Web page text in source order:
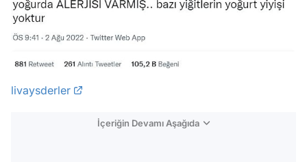
livaysderler
İçeriğin Devamı Aşağıda